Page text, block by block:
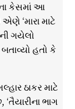
કેસમાં આ
‘મારા માટે
ગયેલો
હતો કે
ઠાકર માટે
ભાગ